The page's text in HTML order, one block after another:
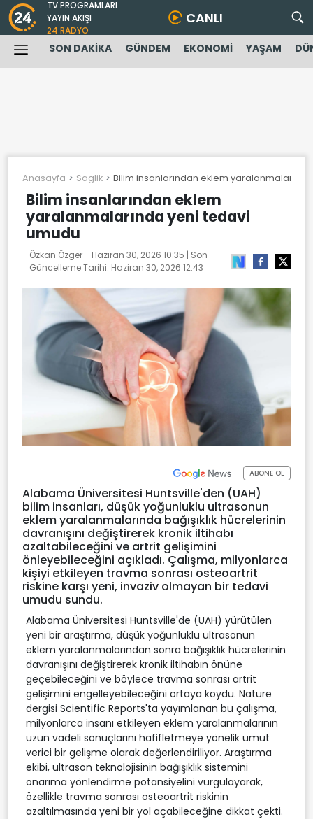
TV PROGRAMLARI
YAYIN AKIŞI
24 RADYO
CANLI
SON DAKİKA GÜNDEM EKONOMİ YAŞAM
Anasayfa Saglik Bilim insanlarından eklem
Bilim insanlarından eklem
yaralanmalarında yeni tedavi
umudu
Özkan Özger - Haziran 30, 2026 10:35 | Son
Güncelleme Tarihi: Haziran 30, 2026 12:43
ABONE OL
Alabama Üniversitesi Huntsville'den (UAH)
bilim insanları, düşük yoğunluklu ultrasonun
eklem yaralanmalarında bağışıklık hücrelerinin
davranışını değiştirerek kronik iltihabı
azaltabileceğini ve artrit gelişimini
önleyebileceğini açıkladı. Çalışma, milyonlarca
kişiyi etkileyen travma sonrası osteoartrit
riskine karşı yeni, invaziv olmayan bir tedavi
umudu sundu.
Alabama Üniversitesi Huntsville'de (UAH) yürütülen
yeni bir araştırma, düşük yoğunluklu ultrasonun
eklem yaralanmalarından sonra bağışıklık hücrelerinin
davranışını değiştirerek kronik iltihabın önüne
geçebileceğini ve böylece travma sonrası artrit
gelişimini engelleyebileceğini ortaya koydu. Nature
dergisi Scientific Reports'ta yayımlanan bu çalışma,
milyonlarca insanı etkileyen eklem yaralanmalarının
uzun vadeli sonuçlarını hafifletmeye yönelik umut
verici bir gelişme olarak değerlendiriliyor. Araştırma
ekibi, ultrason teknolojisinin bağışıklık sistemini
onarıma yönlendirme potansiyelini vurgulayarak,
özellikle travma sonrası osteoartrit riskinin
azaltılmasında yeni bir yol açabileceğine dikkat çekti.